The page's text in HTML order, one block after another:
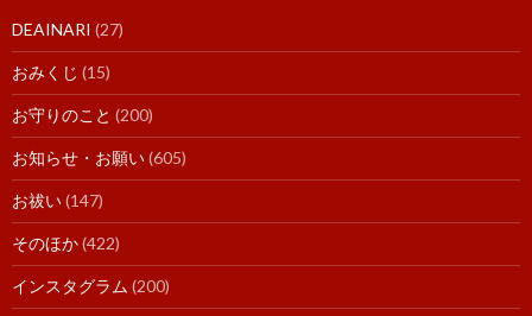
DEAINARI (27)
おみくじ (15)
お守りのこと (200)
お知らせ・お願い(605)
お祓い(147)
そのほか(422)
インスタグラム (200)